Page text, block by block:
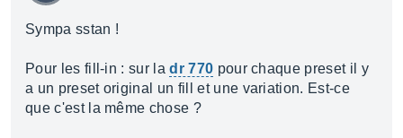
Sympa sstan !
Pour les fill-in : sur ladr 770 pour chaque preset il y
a un preset original un fill et une variation. Est-ce
que c'est la même chose ?